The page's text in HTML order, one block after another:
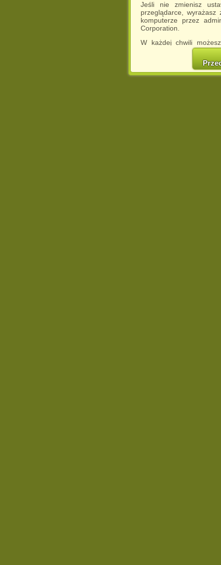
Jeśli nie zmienisz
przeglądarce,
komputerze przez
Corporation.
W każdej chwili
cookies w swojej
w naszej
http://chomikuj.pl/